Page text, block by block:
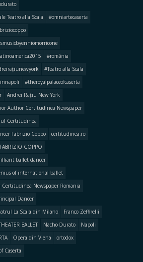
Teatro alla Scala
#omniartecaserta
#românia
#Teatro alla Scala
#theroyalpalaceofcaserta
Andrei Rațiu New York
Author Certitudinea Newspaper
Certitudinea
Fabrizio Coppo
certitudinea.ro
FABRIZIO COPPO
ballet dancer
of international ballet
Certitudinea Newspaper Romania
Dancer
La Scala din Milano
Franco Zeffirelli
BALLET Nacho Durato
Napoli
Opera din Viena
ortodox
Caserta